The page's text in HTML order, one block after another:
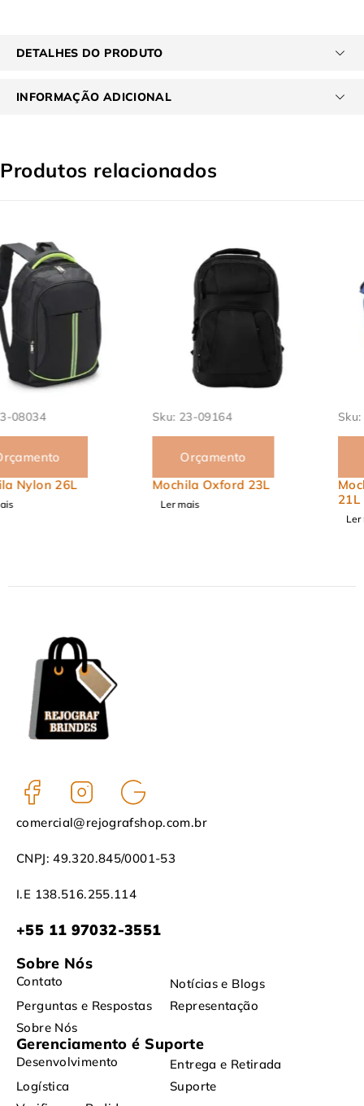
DETALHES DO PRODUTO
INFORMAÇÃO ADICIONAL
Produtos relacionados
Sku:23-09164
Orçamento
Mochila Oxford 23L
Sku:23-01401
Orçamento
Mochila Funcional Oxford
comercial@rejografshop.com.br
CNPJ: 49.320.845/0001-53
I.E 138.516.255.114
+55 11 97032-3551
Sobre Nós
Contato
Notícias e Blogs
Perguntas e Respostas
Representação
Sobre Nós
Gerenciamento é Suporte
Desenvolvimento
Entrega e Retirada
Logística
Suporte